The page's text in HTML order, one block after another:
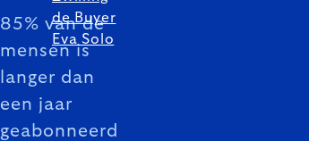
85% van de
mensen is
langer dan
een jaar
geabonneerd
de Buyer
Eva Solo